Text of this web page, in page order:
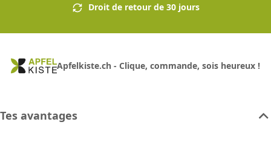
Droit de retour de 30 jours
Apfelkiste.ch - Clique, commande, sois heureux !
Tes avantages